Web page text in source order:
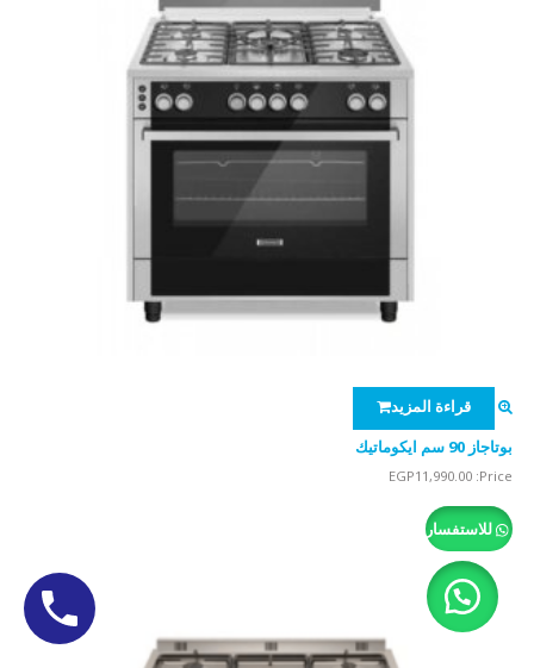
قراءة المزيد
بوتاجاز 90 سم ايكوماتيك
Price:
EGP11,990.00
للاستفسار